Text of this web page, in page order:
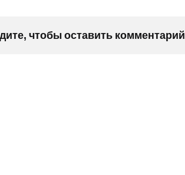
чтобы оставить комментарий